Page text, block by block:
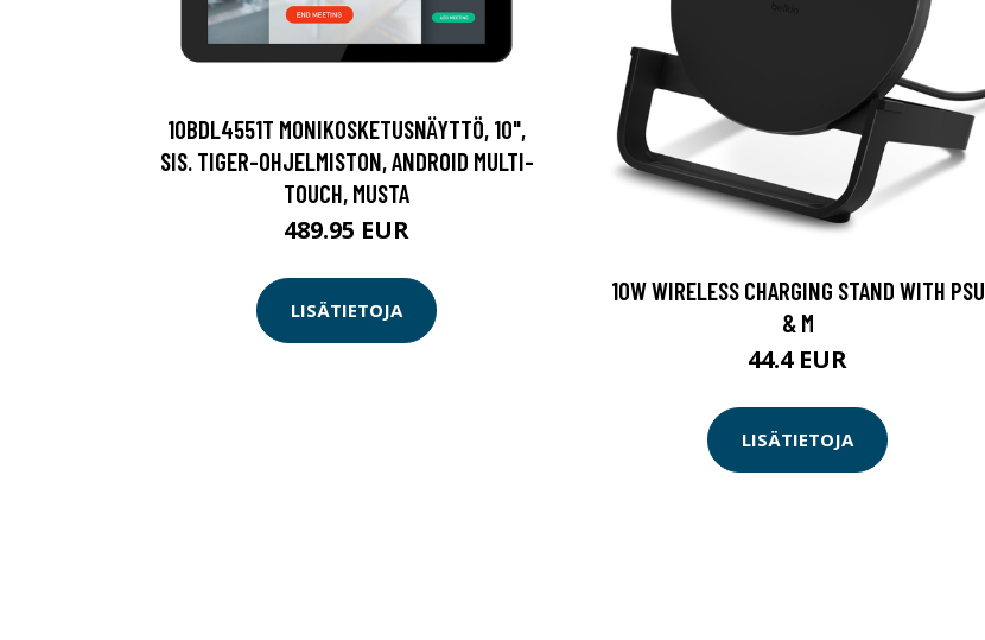
10BDL4551T MONIKOSKETUSNÄYTTÖ, 10",
SIS. TIGER-OHJELMISTON, ANDROID MULTI-
TOUCH, MUSTA
489.95 EUR
LISÄTIETOJA
10W WIRELESS CHARGING STAND WITH PSU
& M
44.4 EUR
LISÄTIETOJA